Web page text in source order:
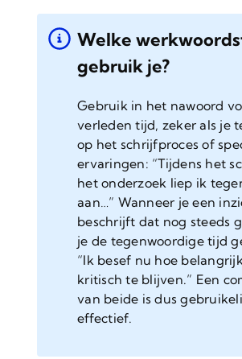
Welke
gebruik je?
Gebruik in het nawoord
verleden tijd, zeker als je
op het schrijfproces of
ervaringen: “Tijdens het
het onderzoek liep ik
aan…” Wanneer je een
beschrijft dat nog steeds
je de tegenwoordige tijd
“Ik besef nu hoe
kritisch te blijven.” Een
van beide is dus
effectief.